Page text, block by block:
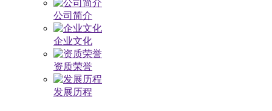
公司简介
企业文化
资质荣誉
发展历程